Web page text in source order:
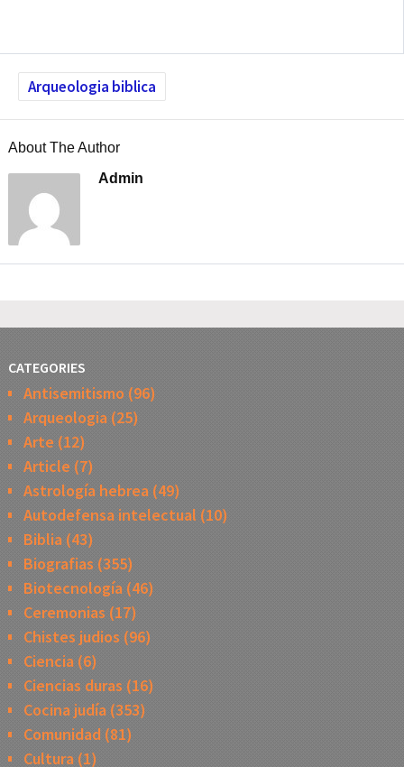
Arqueologia biblica
About The Author
Admin
CATEGORIES
Antisemitismo (96)
Arqueologia(25)
Arte (12)
Article (7)
Astrología hebrea(49)
Autodefensa intelectual (10)
Biblia(43)
Biografias (355)
Biotecnología(46)
Ceremonias (17)
Chistes judios (96)
Ciencia(6)
Ciencias duras (16)
Cocina judía(353)
Comunidad(81)
Cultura(1)